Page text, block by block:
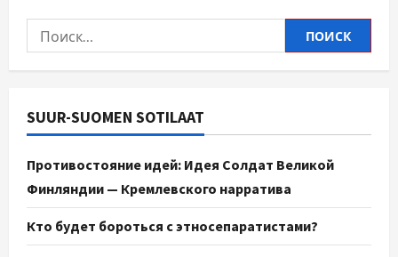
SUUR-SUOMEN SOTILAAT
Противостояние идей: Идея Солдат Великой
Финляндии — Кремлевского нарратива
Кто будет бороться с этносепаратистами?